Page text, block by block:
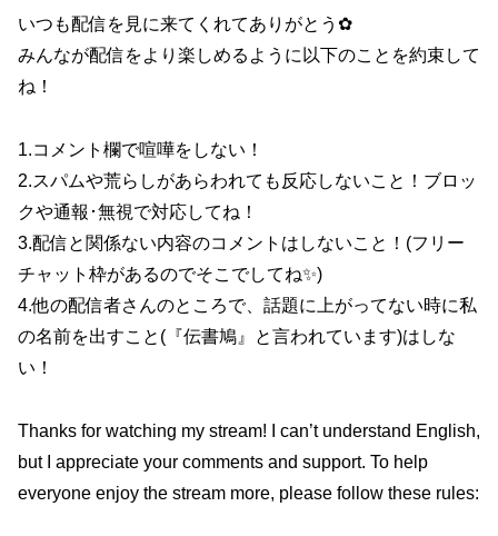
いつも配信を見に来てくれてありがとう✿
みんなが配信をより楽しめるように以下のことを約束して
ね！
1.コメント欄で喧嘩をしない！
2.スパムや荒らしがあらわれても反応しないこと！ブロッ
クや通報･無視で対応してね！
3.配信と関係ない内容のコメントはしないこと！(フリー
チャット枠があるのでそこでしてね✨)
4.他の配信者さんのところで、話題に上がってない時に私
の名前を出すこと(『伝書鳩』と言われています)はしな
い！
Thanks for watching my stream! I can’t understand English,
but I appreciate your comments and support. To help
everyone enjoy the stream more, please follow these rules: